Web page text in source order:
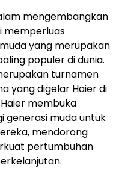
mengembangkan
memperluas
yang merupakan
populer di dunia.
turnamen
yang digelar Haier di
membuka
generasi muda untuk
mendorong
pertumbuhan